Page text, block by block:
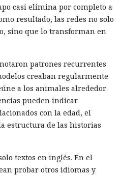
casi elimina por completo a
resultado, las redes no solo
sino que lo transforman en
patrones recurrentes
creaban regularmente
a los animales alrededor
pueden indicar
con la edad, el
estructura de las historias
textos en inglés. En el
probar otros idiomas y